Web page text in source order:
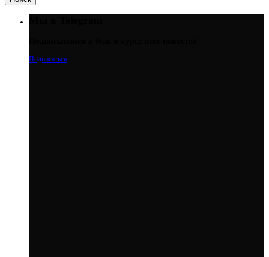
Подписаться